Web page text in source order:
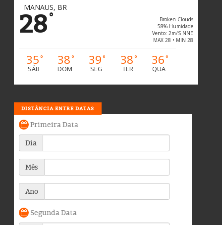
MANAUS, BR
28°
Broken Clouds
58% Humidade
Vento: 2m/s NNE
MAX 28 • MIN 28
35°
SÁB
38°
DOM
39°
SEG
38°
TER
36°
QUA
DISTÂNCIA ENTRE DATAS